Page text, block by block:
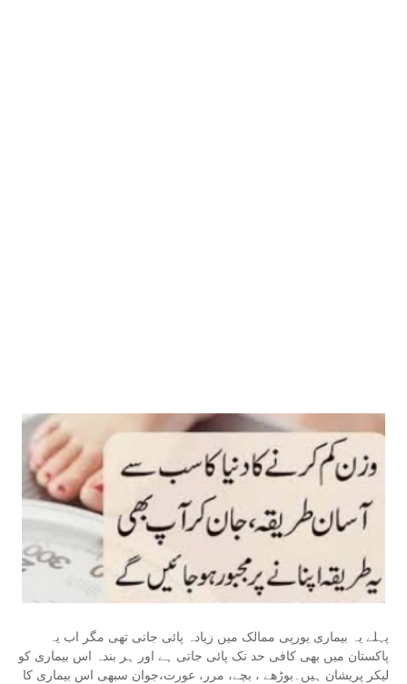
پہلے یہ بیماری یورپی ممالک میں زیادہ پائی جاتی تھی مگر اب یہ
پاکستان میں بھی کافی حد تک پائی جاتی ہے اور ہر بندہ اس بیماری کو
لیکر پریشان ہیں۔بوڑھے ، بچے، مرر، عورت،جوان سبھی اس بیماری کا